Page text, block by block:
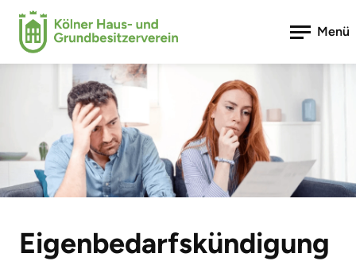
Menü
Eigenbedarfskündigung